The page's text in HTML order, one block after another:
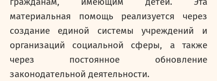
материальная помощь реализуется через
создание единой системы учреждений и
организаций социальной сферы, а также
через постоянное обновление
законодательной деятельности.